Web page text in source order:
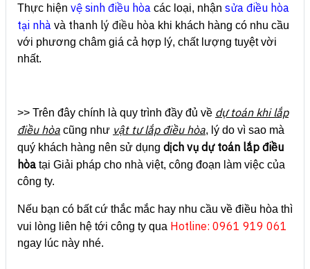
Thực hiện vệ sinh điều hòa các loại, nhận sửa điều hòa
tại nhà và thanh lý điều hòa khi khách hàng có nhu cầu
với phương châm giá cả hợp lý, chất lượng tuyệt vời
nhất.
>> Trên đây chính là quy trình đầy đủ về dự toán khi lắp
điều hòa cũng như vật tư lắp điều hòa, lý do vì sao mà
quý khách hàng nên sử dụng dịch vụ dự toán lắp điều
hòa tại Giải pháp cho nhà việt, công đoạn làm việc của
công ty.
Nếu bạn có bất cứ thắc mắc hay nhu cầu về điều hòa thì
vui lòng liên hệ tới công ty qua Hotline: 0961 919 061
ngay lúc này nhé.